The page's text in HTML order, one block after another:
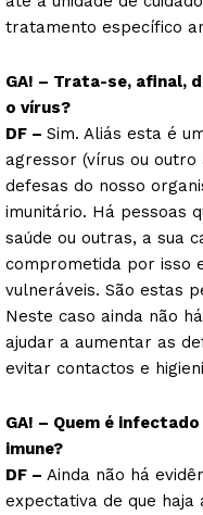
tratamento específico
GA! – Trata-se, afinal,
o vírus?
DF – Sim. Aliás esta é
agressor (vírus ou outro
defesas do nosso
imunitário. Há pessoas
saúde ou outras, a sua
comprometida por isso
vulneráveis. São estas
Neste caso ainda não
ajudar a aumentar as
evitar contactos e
GA! – Quem é
imune?
DF – Ainda não há
expectativa de que